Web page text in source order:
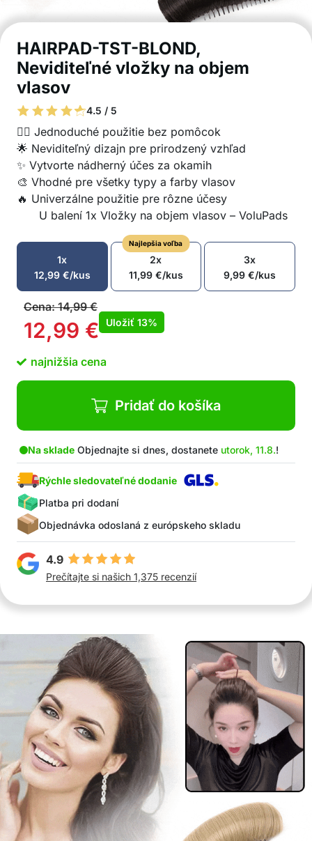
HAIRPAD-TST-BLOND,
Neviditeľné vložky na objem
vlasov
4.5 / 5
💁‍♀️ Jednoduché použitie bez pomôcok
🌟 Neviditeľný dizajn pre prirodzený vzhľad
✨ Vytvorte nádherný účes za okamih
🎨 Vhodné pre všetky typy a farby vlasov
🔥 Univerzálne použitie pre rôzne účesy
U balení 1x Vložky na objem vlasov – VoluPads
1x
12,99 €/kus
Najlepšia voľba
2x
11,99 €/kus
3x
9,99€/kus
Cena:14,99€
12,99 € Uložiť 13%
najnižšia cena
Pridať do košíka
Na sklade Objednajte si dnes, dostanete utorok, 11.8.!
Rýchle sledovateľné dodanie
Platba pri dodaní
Objednávka odoslaná z európskeho skladu
4.9
Prečítajte si našich 1,375 recenzií